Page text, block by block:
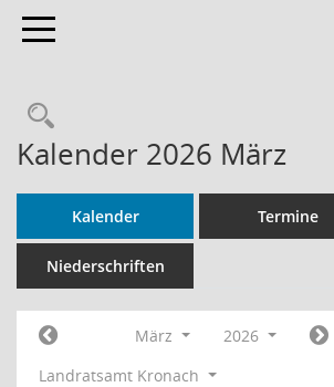
Toggle navigation
Rechercheauswahl
Kalender 2026 März
Kalender Termine
Niederschriften
März 2026
Landratsamt Kronach